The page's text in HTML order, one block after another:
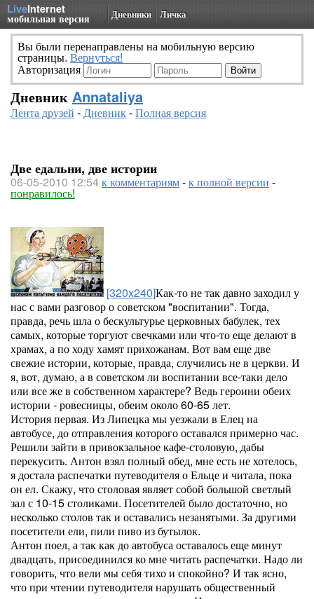
LiveInternet
мобильная версия Дневники Личка
Вы были перенаправлены на мобильную версию
страницы. Вернуться!
Авторизация
Дневник Annataliya
Лента друзей -Дневник-Полная версия
Две едальни, две истории
06-05-2010 12:54к комментариям-к полной версии -
понравилось!
[320x240]Как-то не так давно заходил у
нас с вами разговор о советском "воспитании". Тогда,
правда, речь шла о бескультурье церковных бабулек, тех
самых, которые торгуют свечками или что-то еще делают в
храмах, а по ходу хамят прихожанам. Вот вам еще две
свежие истории, которые, правда, случились не в церкви. И
я, вот, думаю, а в советском ли воспитании все-таки дело
или все же в собственном характере? Ведь героини обеих
истории - ровесницы, обеим около 60-65 лет.
История первая. Из Липецка мы уезжали в Елец на
автобусе, до отправления которого оставался примерно час.
Решили зайти в привокзальное кафе-столовую, дабы
перекусить. Антон взял полный обед, мне есть не хотелось,
я достала распечатки путеводителя о Ельце и читала, пока
он ел. Скажу, что столовая являет собой большой светлый
зал с 10-15 столиками. Посетителей было достаточно, но
несколько столов так и оставались незанятыми. За другими
посетители ели, пили пиво из бутылок.
Антон поел, а так как до автобуса оставалось еще минут
двадцать, присоединился ко мне читать распечатки. Надо ли
говорить, что вели мы себя тихо и спокойно? И так ясно,
что при чтении путеводителя нарушать общественный